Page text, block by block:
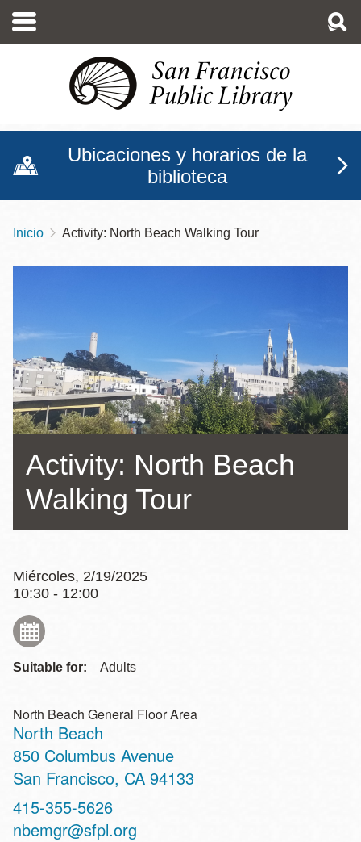
contenido
Ubicaciones y horarios de la
biblioteca
Sobrescribir
enlaces
a
la
navegación
Inicio Activity: North Beach Walking Tour
Activity: North Beach
Walking Tour
Miércoles, 2/19/2025
10:30 - 12:00
Suitable for: Adults
North Beach General Floor Area
North Beach
Address
850 Columbus Avenue
San Francisco, CA 94133
Contact
Telephone
415-355-5626
nbemgr@sfpl.org